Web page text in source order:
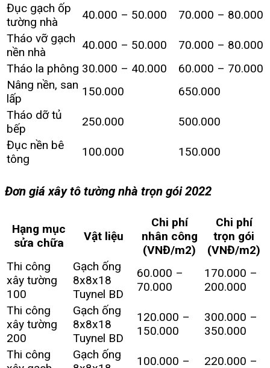
Đục gạch ốp
tường nhà
40.000 – 50.000
70.000 – 80.000
Tháo vỡ gạch
nền nhà
40.000 – 50.000
70.000 – 80.000
Tháo la phông 30.000 – 40.000
60.000 – 70.000
Nâng nền, san
lấp
150.000
650.000
Tháo dỡ tủ
bếp
250.000
500.000
Đục nền bê
tông
100.000 150.000
Đơn giá xây tô tường nhà trọn gói 2022
Hạng mục
sửa chữa
Vật liệu
Chi phí
nhân công
(VNĐ/m2)
Chi phí
trọn gói
(VNĐ/m2)
Thi công
xây tường
100
Gạch ống
8x8x18
Tuynel BD
60.000 –
70.000
170.000 –
200.000
Thi công
xây tường
200
Gạch ống
8x8x18
Tuynel BD
120.000 –
150.000
300.000 –
350.000
Thi công
Gạch ống
100.000 –
220.000 –